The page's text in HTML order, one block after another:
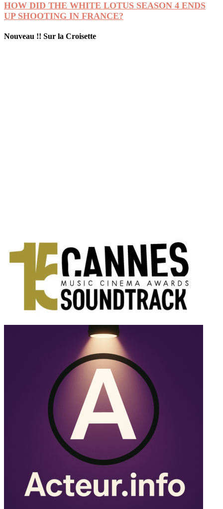
HOW DID THE WHITE LOTUS SEASON 4 ENDS
UP SHOOTING IN FRANCE?
Nouveau !! Sur la Croisette